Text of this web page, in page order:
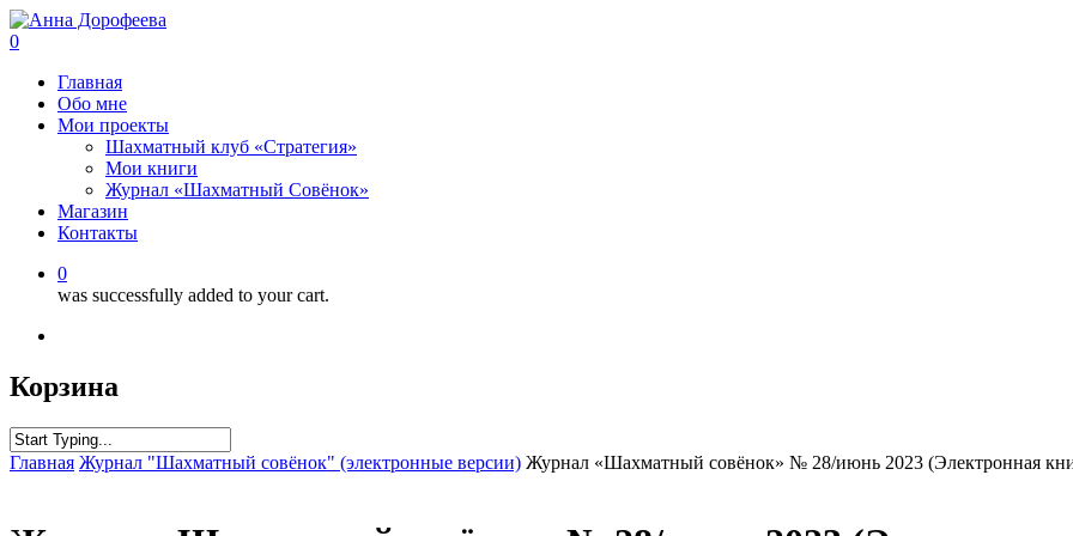
0
Главная
Обо мне
Мои проекты
Шахматный клуб «Стратегия»
Мои книги
Журнал «Шахматный Совёнок»
Магазин
Контакты
0
was successfully added to your cart.
Корзина
Главная Журнал "Шахматный совёнок" (электронные версии) Журнал «Шахматный совёнок» № 28/июнь 2023 (Электронная